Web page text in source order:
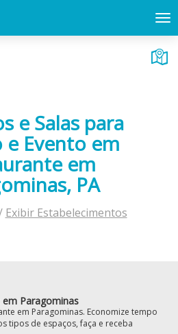
e Salas para
e Evento em
em
PA
Exibir Estabelecimentos
Paragominas
em Paragominas. Economize tempo
tipos de espaços, faça e receba